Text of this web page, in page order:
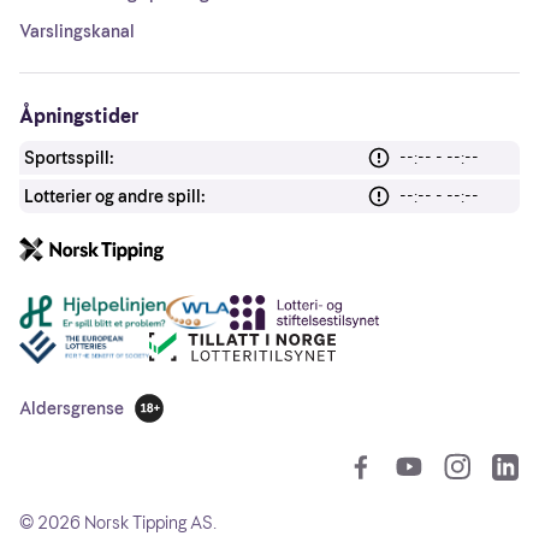
Varslingskanal
Åpningstider
Sportsspill:
--:-- - --:--
Lotterier og andre spill:
--:-- - --:--
Andre lenker
Aldersgrense
18 år
© 2026 Norsk Tipping AS.